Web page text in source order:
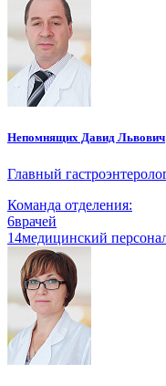
Непомнящих Давид Львович
Главный
Команда отделения:
6врачей
14медицинский